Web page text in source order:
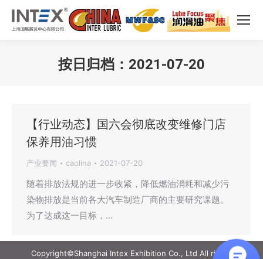
按日归档： 2021-07-20
【行业动态】国六会彻底改变维修门店
保养用油习惯
产业要闻 caolina 2021-07-20
随着排放法规的进一步收紧，降低燃油消耗和减少污
染物排放是当前各大汽车制造厂商的主要研究课题。
为了达成这一目标，…
Copyright©Shanghai Intex Exhibition Co., Ltd All rights